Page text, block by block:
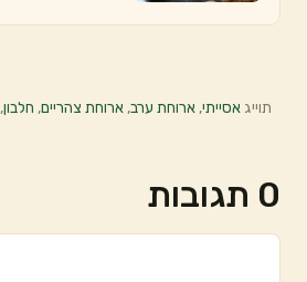
תוייגאסייתי,ארוחת ערב,ארוחת צהריים, חלבון,
0 תגובות